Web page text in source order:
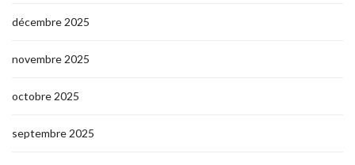
décembre 2025
novembre 2025
octobre 2025
septembre 2025